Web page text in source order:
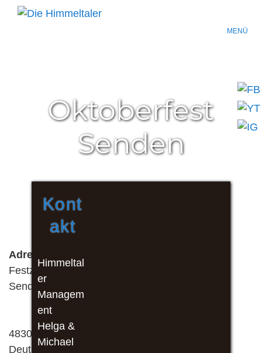
MENÜ
Oktoberfest
Senden
Adresse
Festzelt
Senden
48308
Deutschland
Kont
akt
Himmeltal
er
Managem
ent
Helga &
Michael